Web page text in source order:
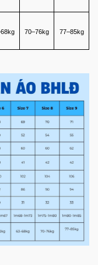
70–76kg 77–85kg